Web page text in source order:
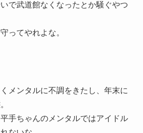
で武道館なくなったとか騒ぐやつ
ってやれよな。
メンタルに不調をきたし、年末に
手ちゃんのメンタルではアイドル